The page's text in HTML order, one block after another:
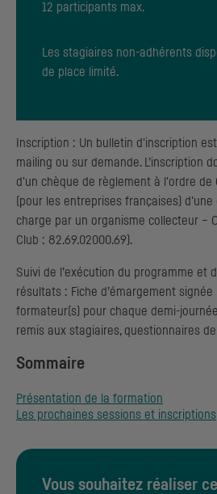
12 participants max.
Les stagiaires non-adhérents
de place limité.
Inscription : Un bulletin d'inscription
mailing ou sur demande. L’inscription
d'un chèque de règlement à l'ordre de
(pour les entreprises françaises)
charge par un organisme collecteur –
Club : 82.69.02000.69).
Suivi de l’exécution du programme et
résultats : Fiche d’émargement
formateur(s) pour chaque demi-
remis aux stagiaires, questionnaires
Sommaire
Présentation de la formation
Les prochaines sessions et inscriptions
Vous souhaitez réaliser